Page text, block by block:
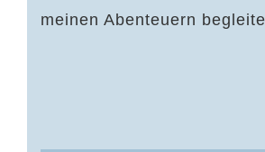
meinen Abenteuern